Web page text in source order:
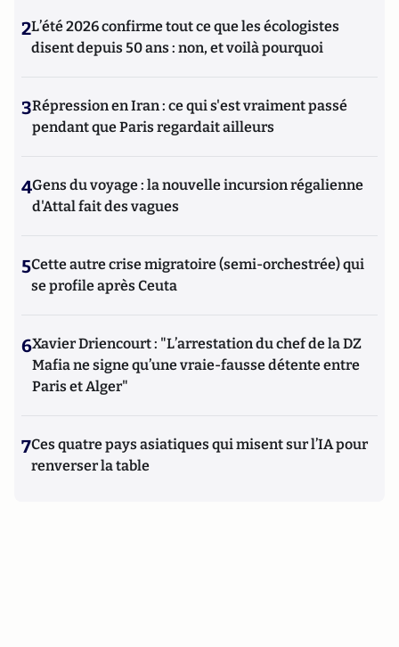
2L’été 2026 confirme tout ce que les écologistes
disent depuis 50 ans : non, et voilà pourquoi
3Répression en Iran : ce qui s'est vraiment passé
pendant que Paris regardait ailleurs
4Gens du voyage : la nouvelle incursion régalienne
d'Attal fait des vagues
5Cette autre crise migratoire (semi-orchestrée) qui
se profile après Ceuta
6Xavier Driencourt : "L’arrestation du chef de la DZ
Mafia ne signe qu’une vraie-fausse détente entre
Paris et Alger"
7Ces quatre pays asiatiques qui misent sur l’IA pour
renverser la table